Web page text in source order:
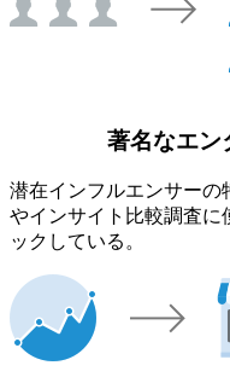
著名なエン
潜在インフルエンサーの
やインサイト比較調査に
ックしている。